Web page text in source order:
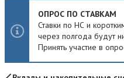
ОПРОС ПО СТАВКАМ
Ставки по НС и
через полгода будут
Принять участие в